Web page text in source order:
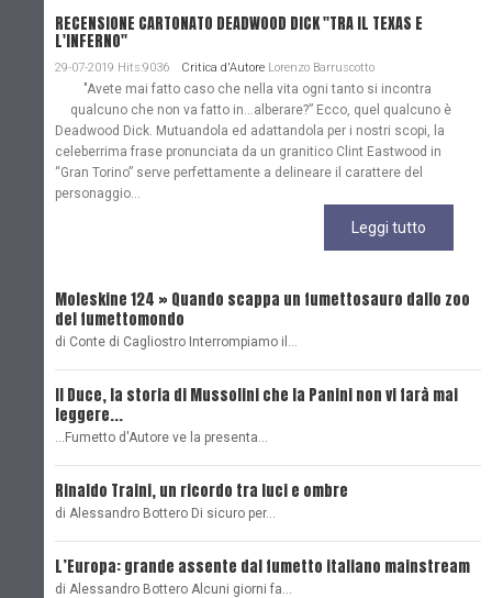
RECENSIONE CARTONATO DEADWOOD DICK "TRA IL TEXAS E
L'INFERNO"
29-07-2019 Hits:9036 Critica d'Autore Lorenzo Barruscotto
"Avete mai fatto caso che nella vita ogni tanto si incontra
qualcuno che non va fatto in…alberare?” Ecco, quel qualcuno è
Deadwood Dick. Mutuandola ed adattandola per i nostri scopi, la
celeberrima frase pronunciata da un granitico Clint Eastwood in
“Gran Torino” serve perfettamente a delineare il carattere del
personaggio...
Leggi tutto
Moleskine 124 » Quando scappa un fumettosauro dallo zoo
del fumettomondo
di Conte di Cagliostro Interrompiamo il…
Il Duce, la storia di Mussolini che la Panini non vi farà mai
leggere...
...Fumetto d'Autore ve la presenta…
Rinaldo Traini, un ricordo tra luci e ombre
di Alessandro Bottero Di sicuro per…
L’Europa: grande assente dal fumetto italiano mainstream
di Alessandro Bottero Alcuni giorni fa…